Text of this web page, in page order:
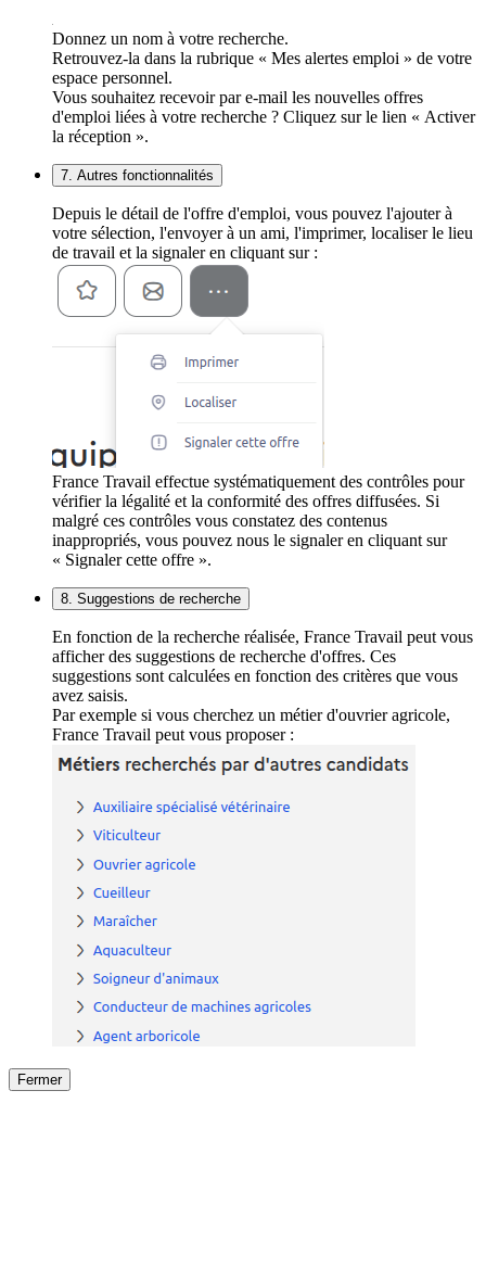
Donnez un nom à votre recherche.
Retrouvez-la dans la rubrique « Mes alertes emploi » de votre
espace personnel.
Vous souhaitez recevoir par e-mail les nouvelles offres
d'emploi liées à votre recherche ? Cliquez sur le lien « Activer
la réception ».
7. Autres fonctionnalités
Depuis le détail de l'offre d'emploi, vous pouvez l'ajouter à
votre sélection, l'envoyer à un ami, l'imprimer, localiser le lieu
de travail et la signaler en cliquant sur :
France Travail effectue systématiquement des contrôles pour
vérifier la légalité et la conformité des offres diffusées. Si
malgré ces contrôles vous constatez des contenus
inappropriés, vous pouvez nous le signaler en cliquant sur
« Signaler cette offre ».
8. Suggestions de recherche
En fonction de la recherche réalisée, France Travail peut vous
afficher des suggestions de recherche d'offres. Ces
suggestions sont calculées en fonction des critères que vous
avez saisis.
Par exemple si vous cherchez un métier d'ouvrier agricole,
France Travail peut vous proposer :
Fermer